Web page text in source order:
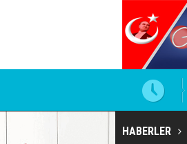
HABERLER